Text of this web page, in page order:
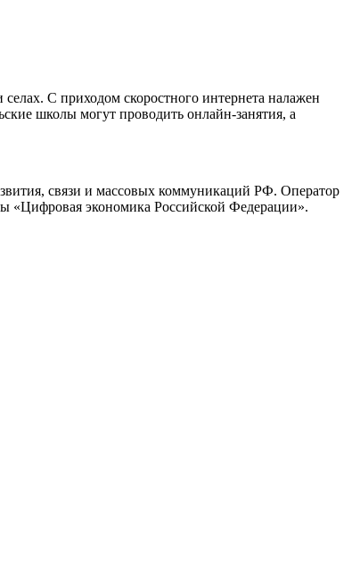
С приходом скоростного интернета налажен
школы могут проводить онлайн-занятия, а
связи и массовых коммуникаций РФ. Оператор
«Цифровая экономика Российской Федерации».